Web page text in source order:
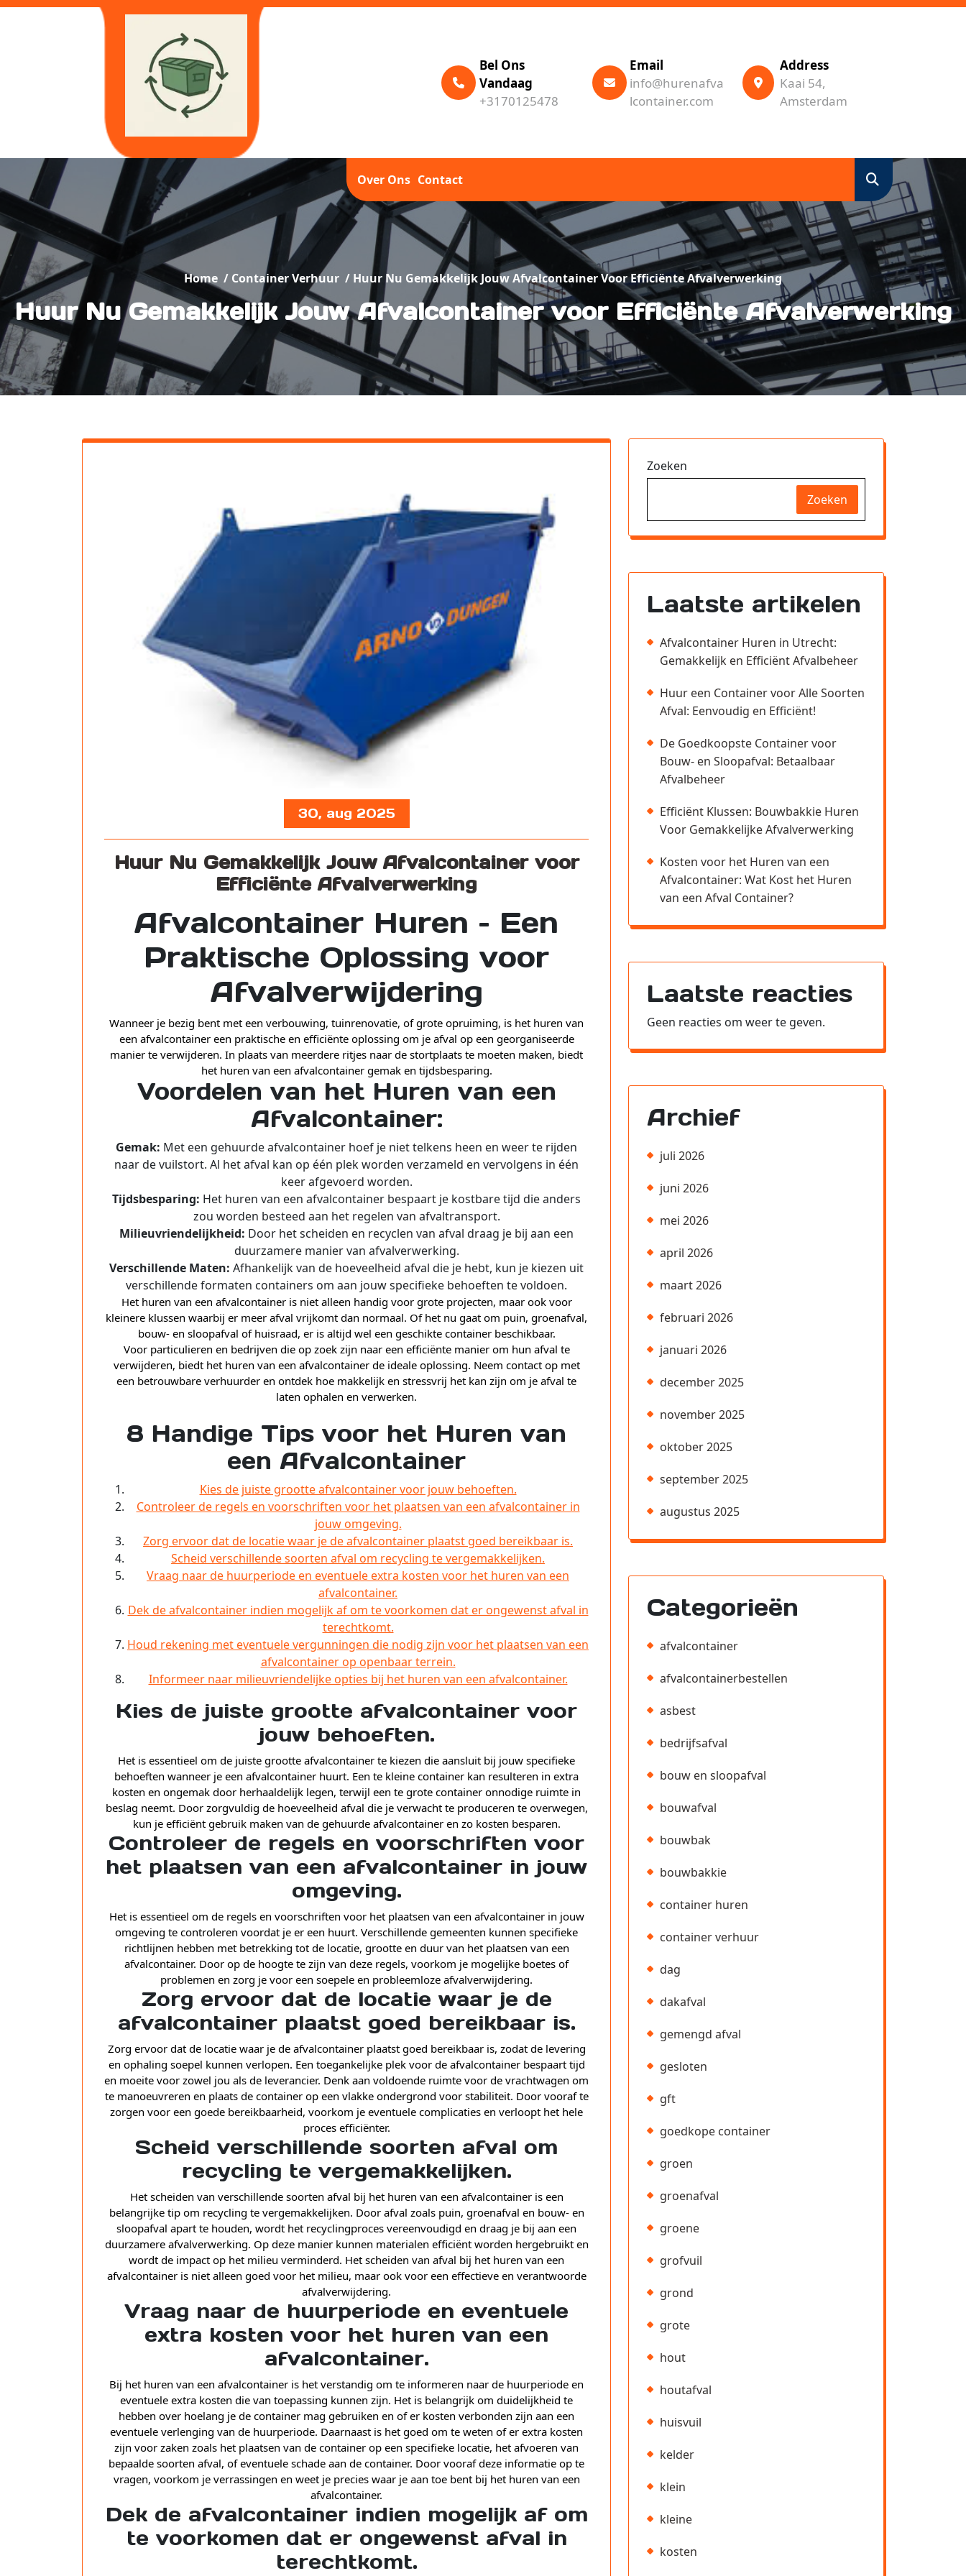
Skip
Bel Ons
Vandaag
+3170125478
Email
info@hurenafva
lcontainer.com
Address
Kaai 54,
Amsterdam
Over Ons Contact
Home / Container Verhuur / Huur Nu Gemakkelijk Jouw Afvalcontainer Voor Efficiënte Afvalverwerking
Huur Nu Gemakkelijk Jouw Afvalcontainer voor Efficiënte Afvalverwerking
30, aug 2025
Huur Nu Gemakkelijk Jouw Afvalcontainer voor
Efficiënte Afvalverwerking
Afvalcontainer Huren – Een
Praktische Oplossing voor
Afvalverwijdering
Wanneer je bezig bent met een verbouwing, tuinrenovatie, of grote opruiming, is het huren van
een afvalcontainer een praktische en efficiënte oplossing om je afval op een georganiseerde
manier te verwijderen. In plaats van meerdere ritjes naar de stortplaats te moeten maken, biedt
het huren van een afvalcontainer gemak en tijdsbesparing.
Voordelen van het Huren van een
Afvalcontainer:
Gemak: Met een gehuurde afvalcontainer hoef je niet telkens heen en weer te rijden
naar de vuilstort. Al het afval kan op één plek worden verzameld en vervolgens in één
keer afgevoerd worden.
Tijdsbesparing: Het huren van een afvalcontainer bespaart je kostbare tijd die anders
zou worden besteed aan het regelen van afvaltransport.
Milieuvriendelijkheid: Door het scheiden en recyclen van afval draag je bij aan een
duurzamere manier van afvalverwerking.
Verschillende Maten: Afhankelijk van de hoeveelheid afval die je hebt, kun je kiezen uit
verschillende formaten containers om aan jouw specifieke behoeften te voldoen.
Het huren van een afvalcontainer is niet alleen handig voor grote projecten, maar ook voor
kleinere klussen waarbij er meer afval vrijkomt dan normaal. Of het nu gaat om puin, groenafval,
bouw- en sloopafval of huisraad, er is altijd wel een geschikte container beschikbaar.
Voor particulieren en bedrijven die op zoek zijn naar een efficiënte manier om hun afval te
verwijderen, biedt het huren van een afvalcontainer de ideale oplossing. Neem contact op met
een betrouwbare verhuurder en ontdek hoe makkelijk en stressvrij het kan zijn om je afval te
laten ophalen en verwerken.
8 Handige Tips voor het Huren van
een Afvalcontainer
Kies de juiste grootte afvalcontainer voor jouw behoeften.
Controleer de regels en voorschriften voor het plaatsen van een afvalcontainer in
jouw omgeving.
Zorg ervoor dat de locatie waar je de afvalcontainer plaatst goed bereikbaar is.
Scheid verschillende soorten afval om recycling te vergemakkelijken.
Vraag naar de huurperiode en eventuele extra kosten voor het huren van een
afvalcontainer.
Dek de afvalcontainer indien mogelijk af om te voorkomen dat er ongewenst afval in
terechtkomt.
Houd rekening met eventuele vergunningen die nodig zijn voor het plaatsen van een
afvalcontainer op openbaar terrein.
Informeer naar milieuvriendelijke opties bij het huren van een afvalcontainer.
Kies de juiste grootte afvalcontainer voor
jouw behoeften.
Het is essentieel om de juiste grootte afvalcontainer te kiezen die aansluit bij jouw specifieke
behoeften wanneer je een afvalcontainer huurt. Een te kleine container kan resulteren in extra
kosten en ongemak door herhaaldelijk legen, terwijl een te grote container onnodige ruimte in
beslag neemt. Door zorgvuldig de hoeveelheid afval die je verwacht te produceren te overwegen,
kun je efficiënt gebruik maken van de gehuurde afvalcontainer en zo kosten besparen.
Controleer de regels en voorschriften voor
het plaatsen van een afvalcontainer in jouw
omgeving.
Het is essentieel om de regels en voorschriften voor het plaatsen van een afvalcontainer in jouw
omgeving te controleren voordat je er een huurt. Verschillende gemeenten kunnen specifieke
richtlijnen hebben met betrekking tot de locatie, grootte en duur van het plaatsen van een
afvalcontainer. Door op de hoogte te zijn van deze regels, voorkom je mogelijke boetes of
problemen en zorg je voor een soepele en probleemloze afvalverwijdering.
Zorg ervoor dat de locatie waar je de
afvalcontainer plaatst goed bereikbaar is.
Zorg ervoor dat de locatie waar je de afvalcontainer plaatst goed bereikbaar is, zodat de levering
en ophaling soepel kunnen verlopen. Een toegankelijke plek voor de afvalcontainer bespaart tijd
en moeite voor zowel jou als de leverancier. Denk aan voldoende ruimte voor de vrachtwagen om
te manoeuvreren en plaats de container op een vlakke ondergrond voor stabiliteit. Door vooraf te
zorgen voor een goede bereikbaarheid, voorkom je eventuele complicaties en verloopt het hele
proces efficiënter.
Scheid verschillende soorten afval om
recycling te vergemakkelijken.
Het scheiden van verschillende soorten afval bij het huren van een afvalcontainer is een
belangrijke tip om recycling te vergemakkelijken. Door afval zoals puin, groenafval en bouw- en
sloopafval apart te houden, wordt het recyclingproces vereenvoudigd en draag je bij aan een
duurzamere afvalverwerking. Op deze manier kunnen materialen efficiënt worden hergebruikt en
wordt de impact op het milieu verminderd. Het scheiden van afval bij het huren van een
afvalcontainer is niet alleen goed voor het milieu, maar ook voor een effectieve en verantwoorde
afvalverwijdering.
Vraag naar de huurperiode en eventuele
extra kosten voor het huren van een
afvalcontainer.
Bij het huren van een afvalcontainer is het verstandig om te informeren naar de huurperiode en
eventuele extra kosten die van toepassing kunnen zijn. Het is belangrijk om duidelijkheid te
hebben over hoelang je de container mag gebruiken en of er kosten verbonden zijn aan een
eventuele verlenging van de huurperiode. Daarnaast is het goed om te weten of er extra kosten
zijn voor zaken zoals het plaatsen van de container op een specifieke locatie, het afvoeren van
bepaalde soorten afval, of eventuele schade aan de container. Door vooraf deze informatie op te
vragen, voorkom je verrassingen en weet je precies waar je aan toe bent bij het huren van een
afvalcontainer.
Dek de afvalcontainer indien mogelijk af om
te voorkomen dat er ongewenst afval in
terechtkomt.
Zoeken
Zoeken
Laatste artikelen
Afvalcontainer Huren in Utrecht:
Gemakkelijk en Efficiënt Afvalbeheer
Huur een Container voor Alle Soorten
Afval: Eenvoudig en Efficiënt!
De Goedkoopste Container voor
Bouw- en Sloopafval: Betaalbaar
Afvalbeheer
Efficiënt Klussen: Bouwbakkie Huren
Voor Gemakkelijke Afvalverwerking
Kosten voor het Huren van een
Afvalcontainer: Wat Kost het Huren
van een Afval Container?
Laatste reacties
Geen reacties om weer te geven.
Archief
juli 2026
juni 2026
mei 2026
april 2026
maart 2026
februari 2026
januari 2026
december 2025
november 2025
oktober 2025
september 2025
augustus 2025
Categorieën
afvalcontainer
afvalcontainerbestellen
asbest
bedrijfsafval
bouw en sloopafval
bouwafval
bouwbak
bouwbakkie
container huren
container verhuur
dag
dakafval
gemengd afval
gesloten
gft
goedkope container
groen
groenafval
groene
grofvuil
grond
grote
hout
houtafval
huisvuil
kelder
klein
kleine
kosten